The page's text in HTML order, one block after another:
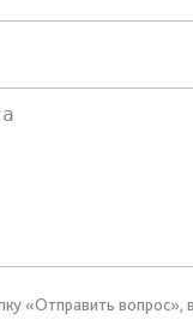
«Отправить вопрос»,